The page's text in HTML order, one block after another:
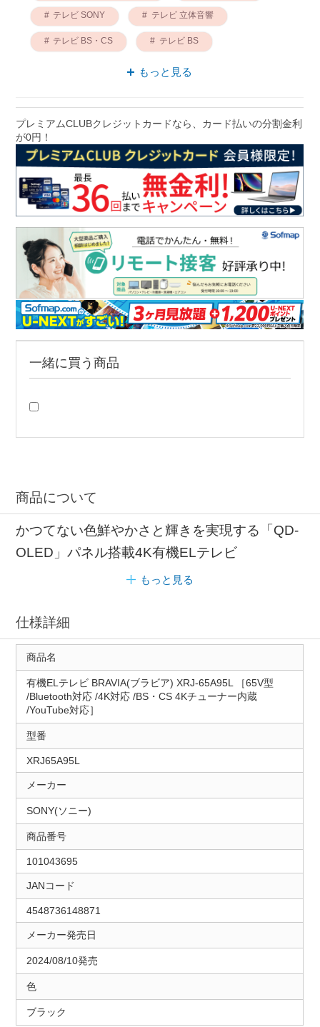
テレビ SONY テレビ 立体音響
テレビ BS・CS テレビ BS
もっと見る
プレミアムCLUBクレジットカードなら、カード払いの分割金利
が0円！
一緒に買う商品
商品について
かつてない色鮮やかさと輝きを実現する「QD-
OLED」パネル搭載4K有機ELテレビ
もっと見る
仕様詳細
商品名
有機ELテレビ BRAVIA(ブラビア) XRJ-65A95L ［65V型
/Bluetooth対応 /4K対応 /BS・CS 4Kチューナー内蔵
/YouTube対応］
型番
XRJ65A95L
メーカー
SONY(ソニー)
商品番号
101043695
JANコード
4548736148871
メーカー発売日
2024/08/10発売
色
ブラック